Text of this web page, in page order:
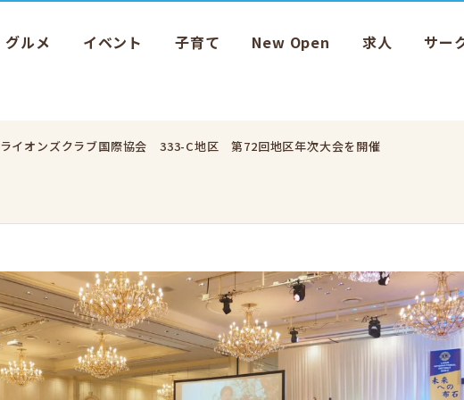
グルメ イベント 子育て New Open 求人 サー
ライオンズクラブ国際協会 333-C地区 第72回地区年次大会を開催